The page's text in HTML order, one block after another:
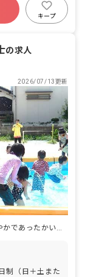
休育休制度
キープ
の求人
2026/07/13更新
自然の中で育む、子どもの笑顔◎穏やかであったかい園を作りませんか